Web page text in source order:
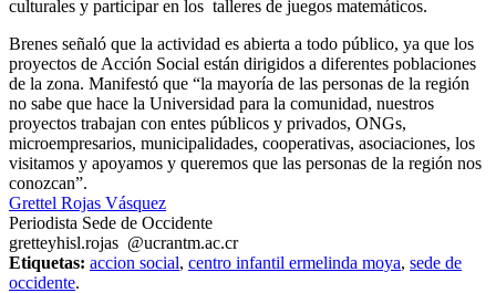
culturales y participar en los talleres de juegos matemáticos.
Brenes señaló que la actividad es abierta a todo público, ya que los
proyectos de Acción Social están dirigidos a diferentes poblaciones
de la zona. Manifestó que “la mayoría de las personas de la región
no sabe que hace la Universidad para la comunidad, nuestros
proyectos trabajan con entes públicos y privados, ONGs,
microempresarios, municipalidades, cooperativas, asociaciones, los
visitamos y apoyamos y queremos que las personas de la región nos
conozcan”.
Grettel Rojas Vásquez
Periodista Sede de Occidente
gretteyhisl.rojas @ucrantm.ac.cr
Etiquetas: accion social, centro infantil ermelinda moya, sede de
occidente.